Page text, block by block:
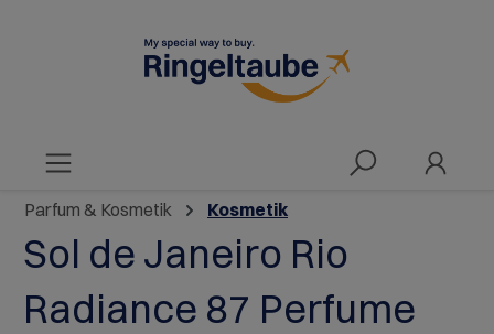
Parfum & Kosmetik Kosmetik
Sol de Janeiro Rio
Radiance 87 Perfume